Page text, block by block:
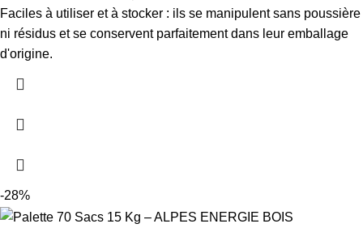
Faciles à utiliser et à stocker : ils se manipulent sans poussière
ni résidus et se conservent parfaitement dans leur emballage
d'origine.
-28%